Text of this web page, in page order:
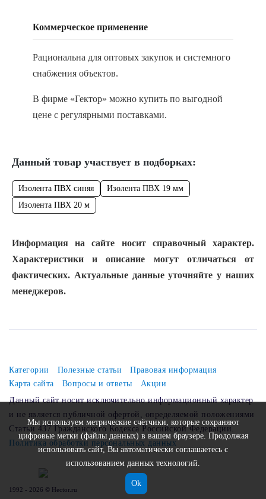
Коммерческое применение
Рациональна для оптовых закупок и системного
снабжения объектов.
В фирме «Гектор» можно купить по выгодной
цене с регулярными поставками.
Данный товар участвует в подборках:
Изолента ПВХ синяя
Изолента ПВХ 19 мм
Изолента ПВХ 20 м
Информация на сайте носит справочный характер.
Характеристики и описание могут отличаться от
фактических. Актуальные данные уточняйте у наших
менеджеров.
1992 - 2026 © Hector.ru
Категории Полезные статьи
Правовая информация
Карта сайта
Вопросы и ответы
Акции
Данный сайт носит исключительно информационный характер
и не является публичной офертой, определяемой положениями
Статьи 437 Гражданского Кодекса Российской Федерации.
Политика обработки персональных данных
Мы используем метрические счётчики, которые сохраняют
цифровые метки (файлы данных) в вашем браузере. Продолжая
использовать сайт, Вы автоматически соглашаетесь с
использованием данных технологий.
Ok